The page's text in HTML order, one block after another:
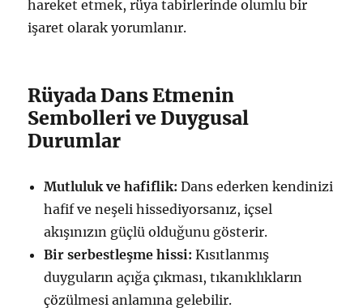
hareket etmek, rüya tabirlerinde olumlu bir
işaret olarak yorumlanır.
Rüyada Dans Etmenin
Sembolleri ve Duygusal
Durumlar
Mutluluk ve hafiflik: Dans ederken kendinizi
hafif ve neşeli hissediyorsanız, içsel
akışınızın güçlü olduğunu gösterir.
Bir serbestleşme hissi: Kısıtlanmış
duyguların açığa çıkması, tıkanıklıkların
çözülmesi anlamına gelebilir.